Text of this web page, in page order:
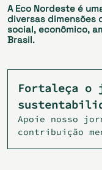
A Eco Nordeste é
diversas dimensões
social, econômico,
Brasil.
Fortaleça o
Apoie nosso
contribuição